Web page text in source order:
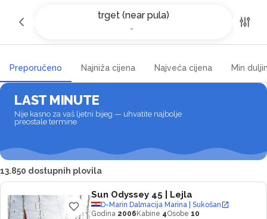
trget (near pula)
-
Najam jahti i čarter brodova u
trget (near pula)
Preporučeno Najniža cijena Najveća cijena Min
LAST MINUTE
Nije kasno za vaš ljetni bijeg — uhvatite najbolje
preostale termine
13.850 dostupnih plovila
Sun Odyssey 45 | Lejla
D-Marin Dalmacija Marina | Sukošan
Godina 2006 Kabine 4Osobe 10